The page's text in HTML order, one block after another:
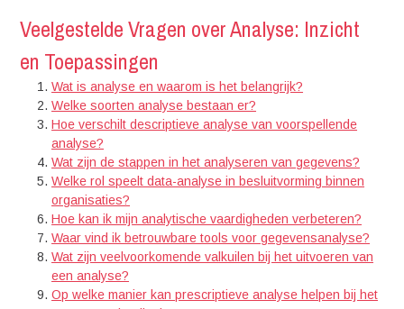
Veelgestelde Vragen over Analyse: Inzicht
en Toepassingen
Wat is analyse en waarom is het belangrijk?
Welke soorten analyse bestaan er?
Hoe verschilt descriptieve analyse van voorspellende
analyse?
Wat zijn de stappen in het analyseren van gegevens?
Welke rol speelt data-analyse in besluitvorming binnen
organisaties?
Hoe kan ik mijn analytische vaardigheden verbeteren?
Waar vind ik betrouwbare tools voor gegevensanalyse?
Wat zijn veelvoorkomende valkuilen bij het uitvoeren van
een analyse?
Op welke manier kan prescriptieve analyse helpen bij het